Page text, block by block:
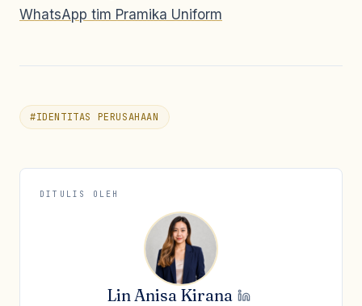
WhatsApp tim Pramika Uniform
#IDENTITAS PERUSAHAAN
DITULIS OLEH
Lin Anisa Kirana